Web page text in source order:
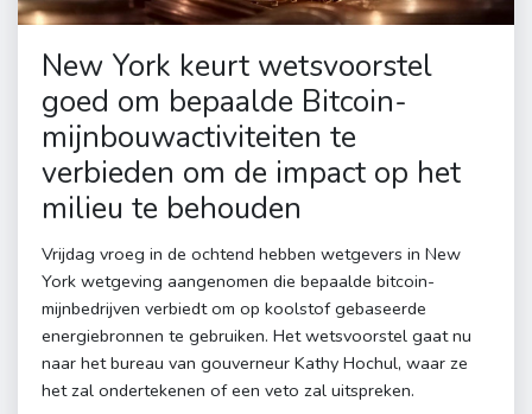
New York keurt wetsvoorstel
goed om bepaalde Bitcoin-
mijnbouwactiviteiten te
verbieden om de impact op het
milieu te behouden
Vrijdag vroeg in de ochtend hebben wetgevers in New
York wetgeving aangenomen die bepaalde bitcoin-
mijnbedrijven verbiedt om op koolstof gebaseerde
energiebronnen te gebruiken. Het wetsvoorstel gaat nu
naar het bureau van gouverneur Kathy Hochul, waar ze
het zal ondertekenen of een veto zal uitspreken.